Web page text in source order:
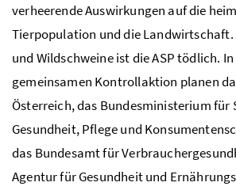
verheerende Auswirkungen auf die
Tierpopulation und die Landwirtschaft.
und Wildschweine ist die ASP tödlich.
gemeinsamen Kontrollaktion planen
Österreich, das Bundesministerium für
Gesundheit, Pflege und
das Bundesamt für
Agentur für Gesundheit und